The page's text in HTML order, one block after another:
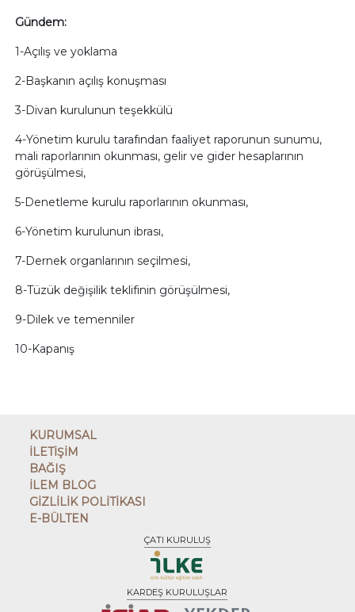
Gündem:
1-Açılış ve yoklama
2-Başkanın açılış konuşması
3-Divan kurulunun teşekkülü
4-Yönetim kurulu tarafından faaliyet raporunun sunumu,
mali raporlarının okunması, gelir ve gider hesaplarının
görüşülmesi,
5-Denetleme kurulu raporlarının okunması,
6-Yönetim kurulunun ibrası,
7-Dernek organlarının seçilmesi,
8-Tüzük değişilik teklifinin görüşülmesi,
9-Dilek ve temenniler
10-Kapanış
KURUMSAL
İLETİŞİM
BAĞIŞ
İLEM BLOG
GİZLİLİK POLİTİKASI
E-BÜLTEN
ÇATI KURULUŞ
KARDEŞ KURULUŞLAR